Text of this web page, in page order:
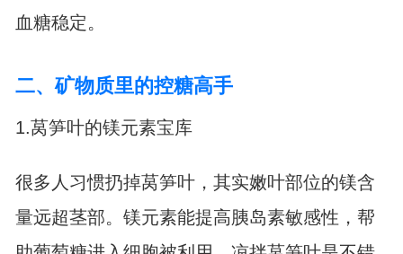
血糖稳定。
二、矿物质里的控糖高手
1.莴笋叶的镁元素宝库
很多人习惯扔掉莴笋叶，其实嫩叶部位的镁含
量远超茎部。镁元素能提高胰岛素敏感性，帮